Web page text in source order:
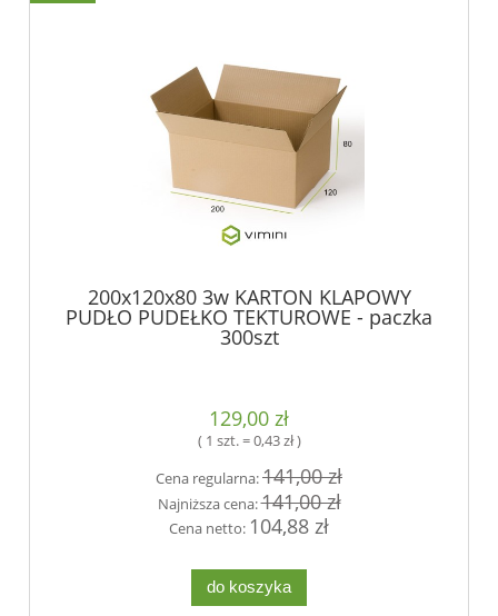
200x120x80 3w KARTON KLAPOWY
PUDŁO PUDEŁKO TEKTUROWE - paczka
300szt
129,00 zł
( 1 szt. = 0,43 zł )
Cena regularna:141,00 zł
Najniższa cena:141,00 zł
Cena netto: 104,88 zł
do koszyka